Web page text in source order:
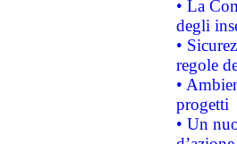
• La
degli
•
regole
•
progetti
• Un